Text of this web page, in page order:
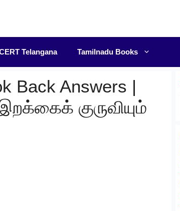
Telangana Tamilnadu Books
Back Answers |
குருவியும்